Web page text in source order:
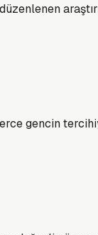
gencin